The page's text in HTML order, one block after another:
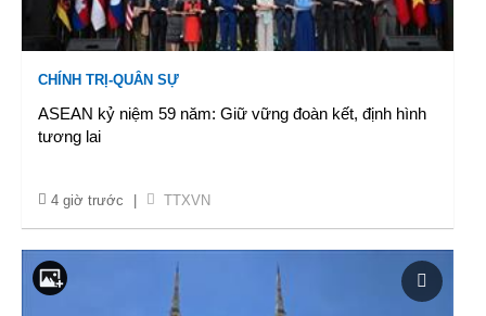
CHÍNH TRỊ-QUÂN SỰ
ASEAN kỷ niệm 59 năm: Giữ vững đoàn kết, định hình
tương lai
4 giờ trước TTXVN